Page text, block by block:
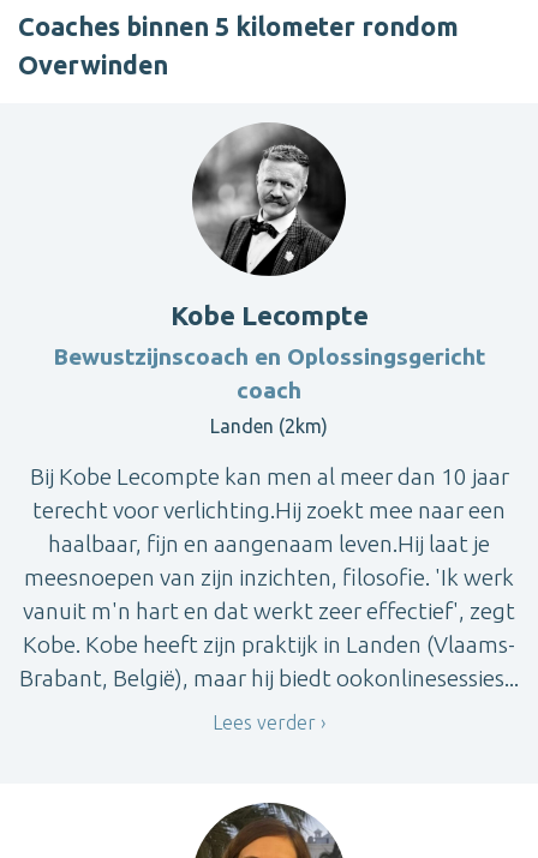
Coaches binnen 5 kilometer rondom
Overwinden
Kobe Lecompte
Bewustzijnscoach en Oplossingsgericht
coach
Landen (2km)
Bij Kobe Lecompte kan men al meer dan 10 jaar
terecht voor verlichting.Hij zoekt mee naar een
haalbaar, fijn en aangenaam leven.Hij laat je
meesnoepen van zijn inzichten, filosofie. 'Ik werk
vanuit m'n hart en dat werkt zeer effectief', zegt
Kobe. Kobe heeft zijn praktijk in Landen (Vlaams-
Brabant, België), maar hij biedt ookonlinesessies...
Lees verder